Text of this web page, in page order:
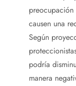
causen una
Según
podría
manera